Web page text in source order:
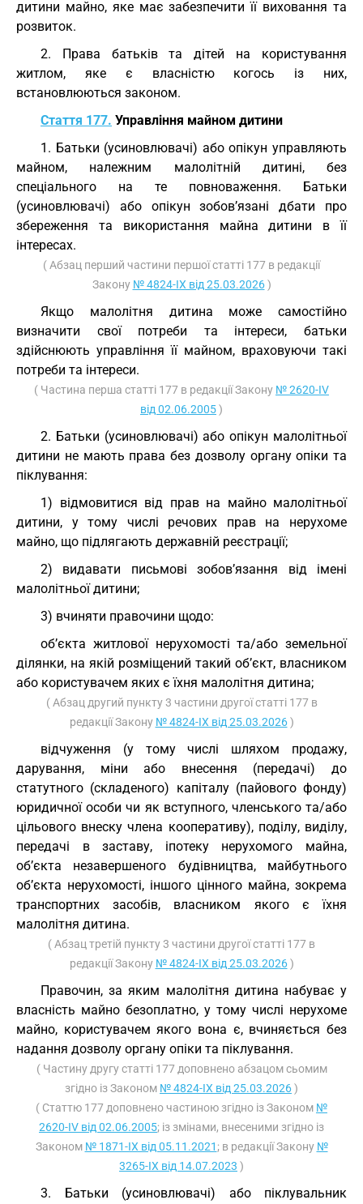
дитини майно, яке має забезпечити її виховання та
розвиток.
2. Права батьків та дітей на користування
житлом, яке є власністю когось із них,
встановлюються законом.
Стаття 177. Управління майном дитини
1. Батьки (усиновлювачі) або опікун управляють
майном, належним малолітній дитині, без
спеціального на те повноваження. Батьки
(усиновлювачі) або опікун зобов’язані дбати про
збереження та використання майна дитини в її
інтересах.
( Абзац перший частини першої статті 177 в редакції
Закону № 4824-IX від 25.03.2026)
Якщо малолітня дитина може самостійно
визначити свої потреби та інтереси, батьки
здійснюють управління її майном, враховуючи такі
потреби та інтереси.
( Частина перша статті 177 в редакції Закону № 2620-IV
від 02.06.2005)
2. Батьки (усиновлювачі) або опікун малолітньої
дитини не мають права без дозволу органу опіки та
піклування:
1) відмовитися від прав на майно малолітньої
дитини, у тому числі речових прав на нерухоме
майно, що підлягають державній реєстрації;
2) видавати письмові зобов’язання від імені
малолітньої дитини;
3) вчиняти правочини щодо:
об’єкта житлової нерухомості та/або земельної
ділянки, на якій розміщений такий об’єкт, власником
або користувачем яких є їхня малолітня дитина;
( Абзац другий пункту 3 частини другої статті 177 в
редакції Закону № 4824-IX від 25.03.2026)
відчуження (у тому числі шляхом продажу,
дарування, міни або внесення (передачі) до
статутного (складеного) капіталу (пайового фонду)
юридичної особи чи як вступного, членського та/або
цільового внеску члена кооперативу), поділу, виділу,
передачі в заставу, іпотеку нерухомого майна,
об’єкта незавершеного будівництва, майбутнього
об’єкта нерухомості, іншого цінного майна, зокрема
транспортних засобів, власником якого є їхня
малолітня дитина.
( Абзац третій пункту 3 частини другої статті 177 в
редакції Закону № 4824-IX від 25.03.2026)
Правочин, за яким малолітня дитина набуває у
власність майно безоплатно, у тому числі нерухоме
майно, користувачем якого вона є, вчиняється без
надання дозволу органу опіки та піклування.
( Частину другу статті 177 доповнено абзацом сьомим
згідно із Законом № 4824-IX від 25.03.2026)
( Статтю 177 доповнено частиною згідно із Законом №
2620-IV від 02.06.2005; із змінами, внесеними згідно із
Законом № 1871-IX від 05.11.2021 ; в редакції Закону №
3265-IX від 14.07.2023 )
3. Батьки (усиновлювачі) або піклувальник